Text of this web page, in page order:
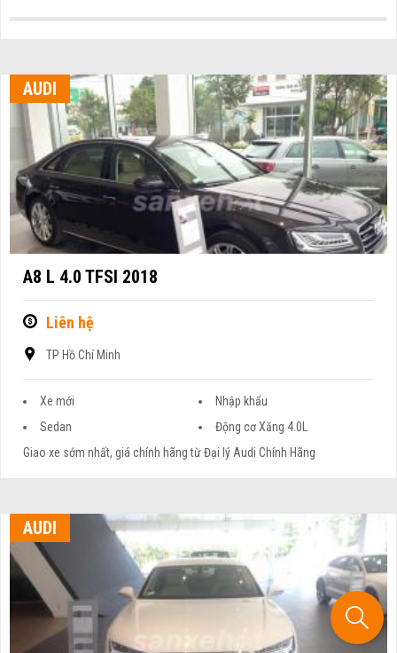
AUDI
A8 L 4.0 TFSI 2018
Liên hệ
TP Hồ Chí Minh
Xe mới
Nhập khẩu
Sedan
Động cơ Xăng 4.0L
Giao xe sớm nhất, giá chính hãng từ Đại lý Audi Chính Hãng
AUDI